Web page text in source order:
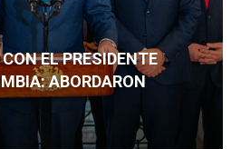
EL PRESIDENTE
ABORDARON